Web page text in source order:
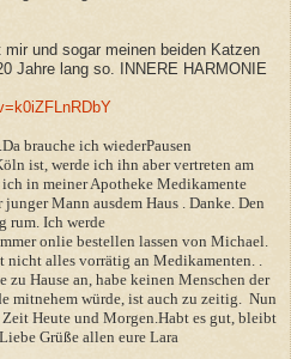
und sogar meinen beiden Katzen
Jahre lang so. INNERE HARMONIE
brauche ich wiederPausen
ist, werde ich ihn aber vertreten am
in meiner Apotheke Medikamente
Mann ausdem Haus . Danke. Den
rum. Ich werde
onlie bestellen lassen von Michael.
alles vorrätig an Medikamenten. .
Hause an, habe keinen Menschen der
mitnehem würde, ist auch zu zeitig. Nun
Heute und Morgen.Habt es gut, bleibt
Grüße allen eure Lara